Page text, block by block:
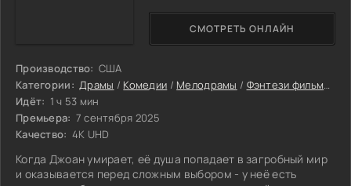
Производство: США
Категории: Драмы / Комедии / Мелодрамы / Фэнтези фильмы
Идёт: 1 ч 53 мин
Премьера: 7 сентября 2025
Качество: 4K UHD
Когда Джоан умирает, её душа попадает в загробный мир
и оказывается перед сложным выбором - у неё есть
СМОТРЕТЬ ОНЛАЙН